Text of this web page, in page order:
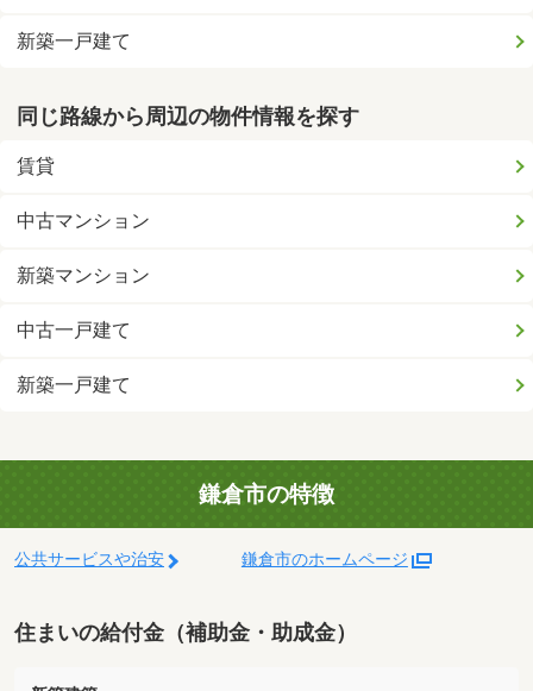
新築一戸建て
同じ路線から周辺の物件情報を探す
賃貸
中古マンション
新築マンション
中古一戸建て
新築一戸建て
鎌倉市の特徴
公共サービスや治安 鎌倉市のホームページ
住まいの給付金（補助金・助成金）